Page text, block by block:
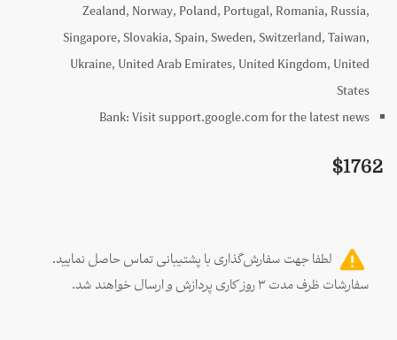
Zealand, Norway, Poland, Portugal, Romania, Russia,
Singapore, Slovakia, Spain, Sweden, Switzerland, Taiwan,
Ukraine, United Arab Emirates, United Kingdom, United
States
Bank:Visit support.google.com for the latest news
$1762
لطفا جهت سفارش‌گذاری با پشتیبانی تماس حاصل نمایید.
سفارشات ظرف مدت ۳ روز کاری پردازش و ارسال خواهند شد.